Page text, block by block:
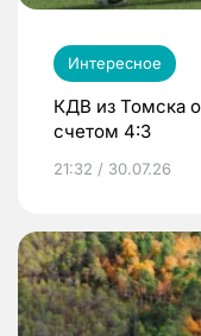
Интересное
КДВ из Томска
счетом 4:3
21:32 / 30.07.26